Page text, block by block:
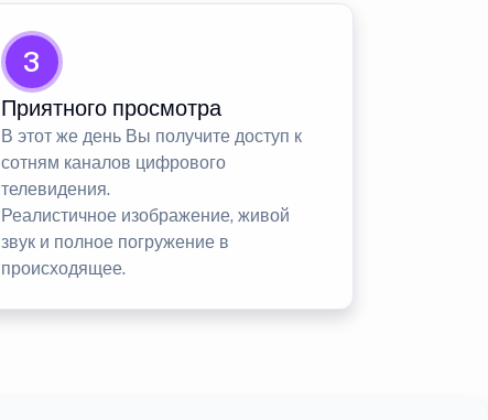
3
Приятного просмотра
В этот же день Вы получите доступ к
сотням каналов цифрового
телевидения.
Реалистичное изображение, живой
звук и полное погружение в
происходящее.